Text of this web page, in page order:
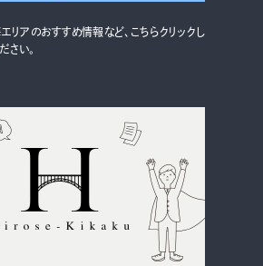
リアのおすすめ情報など、こちらクリックし
さい。